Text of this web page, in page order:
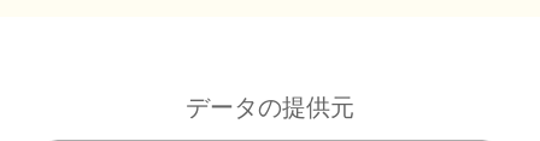
データの提供元